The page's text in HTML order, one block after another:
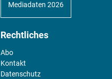
Mediadaten 2026
Rechtliches
Abo
Kontakt
Datenschutz